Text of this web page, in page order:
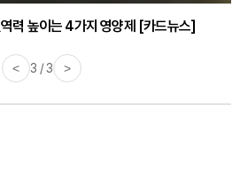
역력 높이는 4가지 영양제 [카드뉴스]
< 3 / 3 >